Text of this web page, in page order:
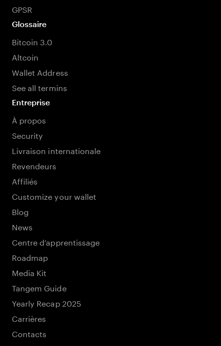
GPSR
Glossaire
Bitcoin 3.0
Altcoin
Wallet Address
See all termins
Entreprise
À propos
Security
Livraison internationale
Revendeurs
Affiliés
Customize your wallet
Blog
News
Centre d’apprentissage
Roadmap
Media Kit
Tangem Guide
Yearly Recap 2025
Carrières
Contacts